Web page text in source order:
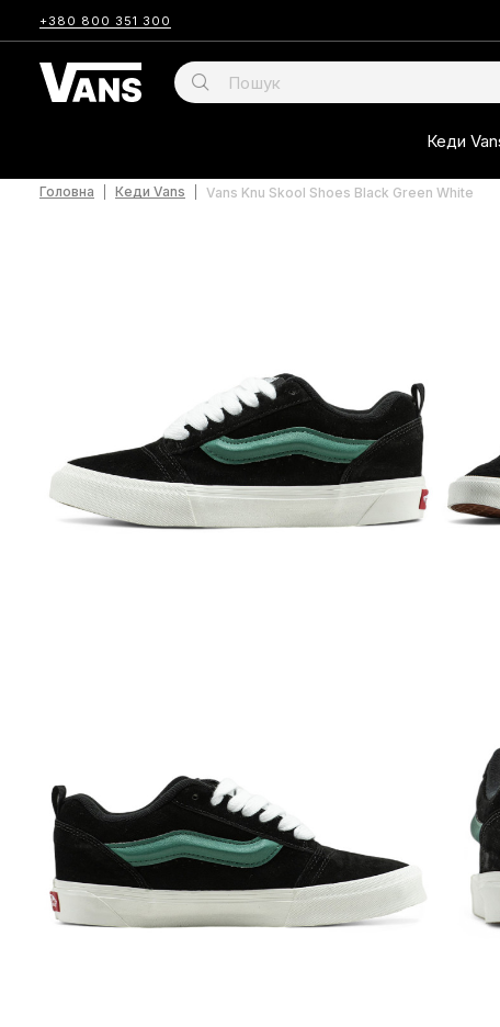
+380 800 351 300
Кеди
Головна Кеди Vans Vans Knu Skool Shoes Black Green White